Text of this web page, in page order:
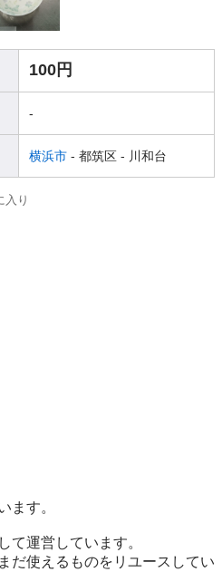
100円
-
横浜市 - 都筑区 - 川和台
入り
ます。
て運営しています。
だ使えるものをリユースしてい